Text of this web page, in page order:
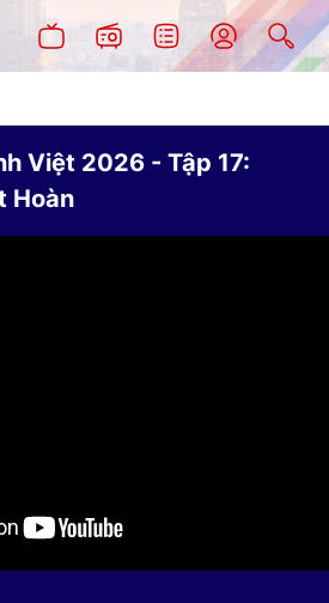
Việt 2026 - Tập 17:
Hoàn